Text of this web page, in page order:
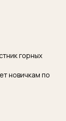
горных
новичкам по